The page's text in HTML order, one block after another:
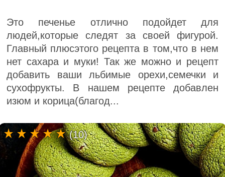
Это печенье отлично подойдет для
людей,которые следят за своей фигурой.
Главный плюсэтого рецепта в том,что в нем
нет сахара и муки! Так же можно и рецепт
добавить ваши льбимые орехи,семечки и
сухофрукты. В нашем рецепте добавлен
изюм и корица(благод...
(10)